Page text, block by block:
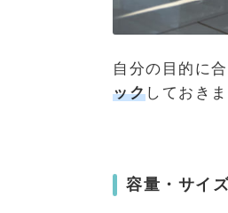
自分の目的に
ックしておきま
容量・サイ